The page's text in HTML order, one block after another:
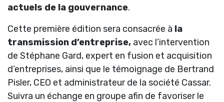
actuels de la gouvernance.
Cette première édition sera consacrée à la
transmission d’entreprise, avec l’intervention
de Stéphane Gard, expert en fusion et acquisition
d’entreprises, ainsi que le témoignage de Bertrand
Pisler, CEO et administrateur de la société Cassar.
Suivra un échange en groupe afin de favoriser le